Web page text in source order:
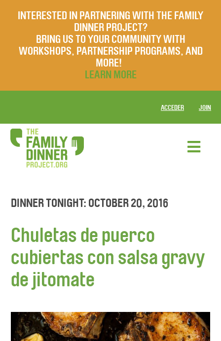
INTERESTED IN PARTNERING WITH THE FAMILY
DINNER PROJECT?
BRING US TO YOUR COMMUNITY WITH
WORKSHOPS, PARTNERSHIP PROGRAMS, AND
MORE!
LEARN MORE
ACCEDER JOIN
DINNER TONIGHT: OCTOBER 20, 2016
Chuletas de puerco
cubiertas con salsa gravy
de jitomate